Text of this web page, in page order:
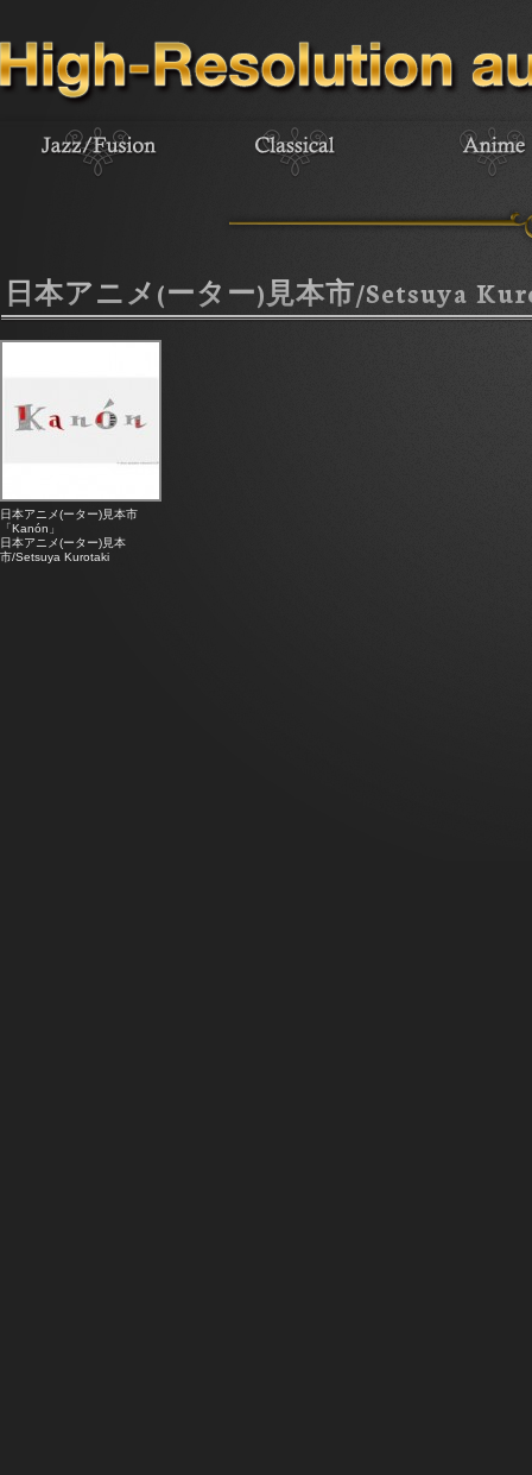
日本アニメ(ーター)見本市/Setsuya
日本アニメ(ーター)見本市
「Kanón」
日本アニメ(ーター)見本
市/Setsuya Kurotaki